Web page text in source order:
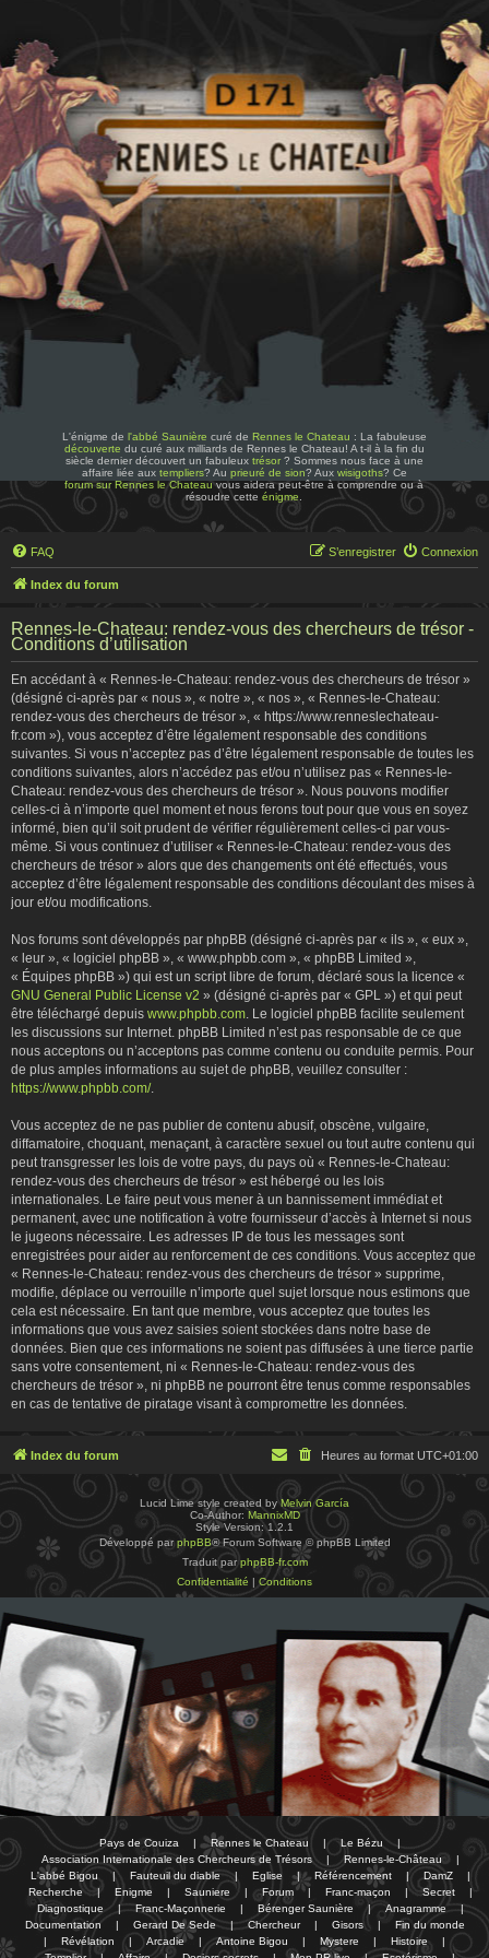
L'énigme de l'abbé Saunière curé de Rennes le Chateau : La fabuleuse
découverte du curé aux milliards de Rennes le Chateau! A t-il à la fin du
siècle dernier découvert un fabuleux trésor? Sommes nous face à une
affaire liée aux templiers? Au prieuré de sion? Aux wisigoths? Ce
forum sur Rennes le Chateauvous aidera peut-être à comprendre ou à
résoudre cetteénigme
FAQ Connexion
S’enregistrer
Index du forum
Rennes-le-Chateau: rendez-vous des chercheurs de trésor -
Conditions d’utilisation
En accédant à « Rennes-le-Chateau: rendez-vous des chercheurs de trésor »
(désigné ci-après par « nous », « notre », « nos », « Rennes-le-Chateau:
rendez-vous des chercheurs de trésor », « https://www.renneslechateau-
fr.com »), vous acceptez d’être légalement responsable des conditions
suivantes. Si vous n’acceptez pas d’être légalement responsable de toutes les
conditions suivantes, alors n’accédez pas et/ou n’utilisez pas « Rennes-le-
Chateau: rendez-vous des chercheurs de trésor ». Nous pouvons modifier
celles-ci à n’importe quel moment et nous ferons tout pour que vous en soyez
informé, bien qu’il soit prudent de vérifier régulièrement celles-ci par vous-
même. Si vous continuez d’utiliser « Rennes-le-Chateau: rendez-vous des
chercheurs de trésor » alors que des changements ont été effectués, vous
acceptez d’être légalement responsable des conditions découlant des mises à
jour et/ou modifications.
Nos forums sont développés par phpBB (désigné ci-après par « ils », « eux »,
« leur », « logiciel phpBB », « www.phpbb.com », « phpBB Limited »,
« Équipes phpBB ») qui est un script libre de forum, déclaré sous la licence «
GNU General Public License v2 » (désigné ci-après par « GPL ») et qui peut
être téléchargé depuis www.phpbb.com. Le logiciel phpBB facilite seulement
les discussions sur Internet. phpBB Limited n’est pas responsable de ce que
nous acceptons ou n’acceptons pas comme contenu ou conduite permis. Pour
de plus amples informations au sujet de phpBB, veuillez consulter :
https://www.phpbb.com/.
Vous acceptez de ne pas publier de contenu abusif, obscène, vulgaire,
diffamatoire, choquant, menaçant, à caractère sexuel ou tout autre contenu qui
peut transgresser les lois de votre pays, du pays où « Rennes-le-Chateau:
rendez-vous des chercheurs de trésor » est hébergé ou les lois
internationales. Le faire peut vous mener à un bannissement immédiat et
permanent, avec une notification à votre fournisseur d’accès à Internet si nous
le jugeons nécessaire. Les adresses IP de tous les messages sont
enregistrées pour aider au renforcement de ces conditions. Vous acceptez que
« Rennes-le-Chateau: rendez-vous des chercheurs de trésor » supprime,
modifie, déplace ou verrouille n’importe quel sujet lorsque nous estimons que
cela est nécessaire. En tant que membre, vous acceptez que toutes les
informations que vous avez saisies soient stockées dans notre base de
données. Bien que ces informations ne soient pas diffusées à une tierce partie
sans votre consentement, ni « Rennes-le-Chateau: rendez-vous des
chercheurs de trésor », ni phpBB ne pourront être tenus comme responsables
en cas de tentative de piratage visant à compromettre les données.
Index du forum Heures au format UTC+01:00
Lucid Lime style created by Melvin García
Co-Author: MannixMD
Style Version: 1.2.1
Développé parphpBB® Forum Software © phpBB Limited
Traduit par phpBB-fr.com
Confidentialité | Conditions
Pays de Couiza | Rennes le Chateau | Le Bézu
|
Association Internationale des Chercheurs de Trésors
| Rennes-le-Château
|
L'abbé Bigou
| Fauteuil du diable | Eglise | Référencement | DamZ
|
Recherche
| Enigme | Sauniere | Forum | Franc-maçon | Secret
|
Diagnostique
| Franc-Maçonnerie | Bérenger Saunière | Anagramme
|
Documentation
| Gerard De Sede | Chercheur | Gisors |
Fin du monde
|
Révélation | Arcadie | Antoine Bigou | Mystere | Histoire
|